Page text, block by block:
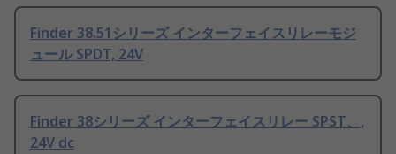
Finder 38.51シリーズ インターフェイスリレーモジ
ュール SPDT, 24V
Finder 38シリーズ インターフェイスリレー SPST、,
24V dc